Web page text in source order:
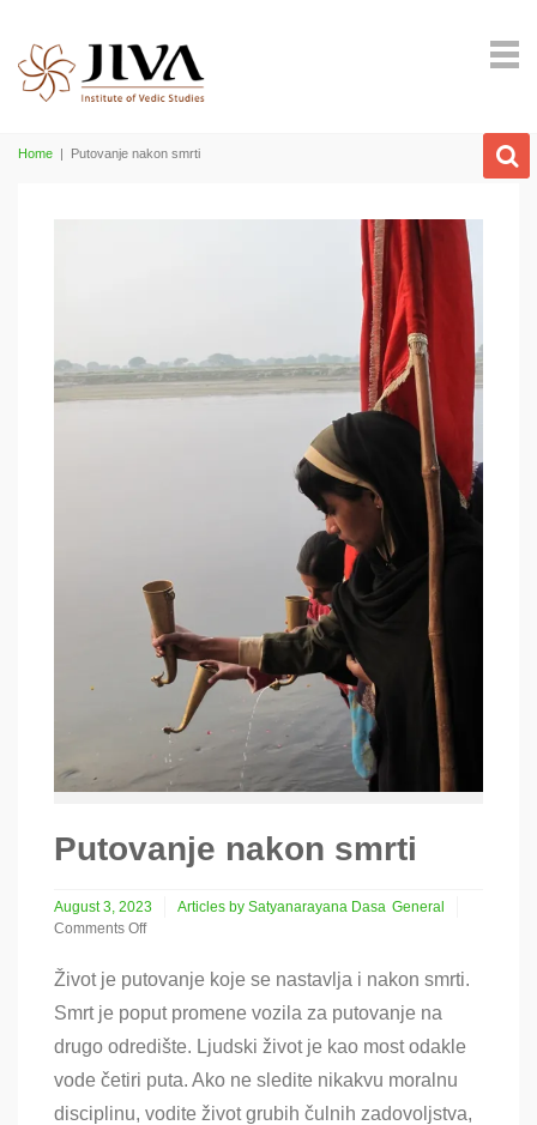
Home | Putovanje nakon smrti
Putovanje nakon smrti
August 3, 2023 Articles by Satyanarayana Dasa General
Comments Off
Putovanje
nakon
smrti
Život je putovanje koje se nastavlja i nakon smrti.
Smrt je poput promene vozila za putovanje na
drugo odredište. Ljudski život je kao most odakle
vode četiri puta. Ako ne sledite nikakvu moralnu
disciplinu, vodite život grubih čulnih zadovoljstva,